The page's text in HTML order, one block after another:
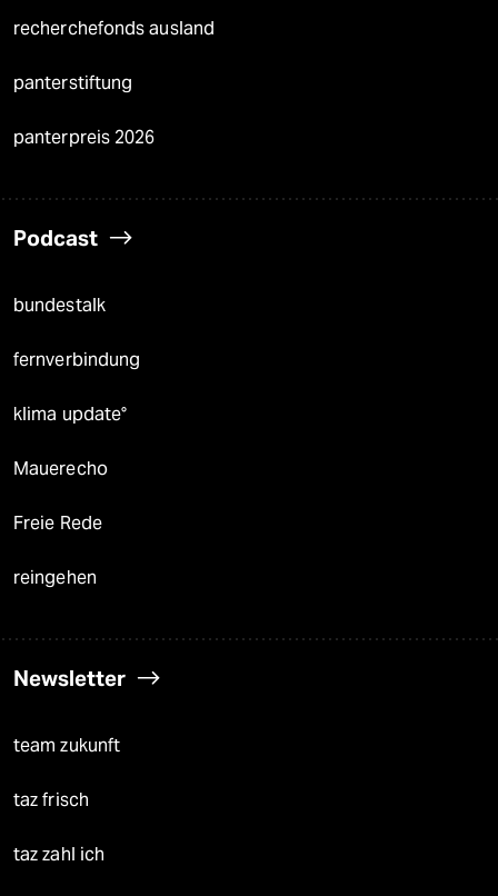
recherchefonds ausland
panterstiftung
panterpreis 2026
Podcast
bundestalk
fernverbindung
klima update°
Mauerecho
Freie Rede
reingehen
Newsletter
team zukunft
taz frisch
taz zahl ich